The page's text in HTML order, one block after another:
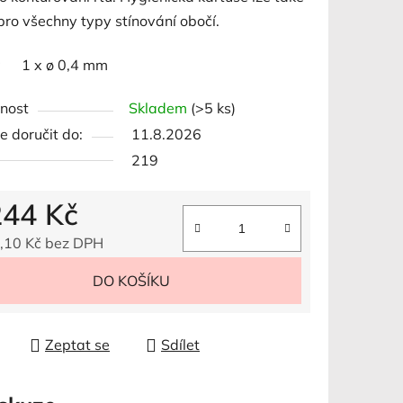
všechny typy stínování obočí.
1 x ø 0,4 mm
Skladem (>5 ks)
doručit do:
11.8.2026
219
Kč
Kč bez DPH
DO KOŠÍKU
Zeptat se Sdílet